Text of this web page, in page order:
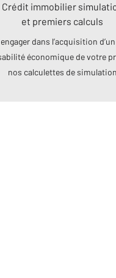
Crédit immobilier
et premiers calculs
dans l’acquisition
économique de votre
nos calculettes de simulation